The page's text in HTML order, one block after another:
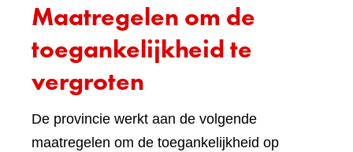
Maatregelen om de
toegankelijkheid te
vergroten
De provincie werkt aan de volgende
maatregelen om de toegankelijkheid op